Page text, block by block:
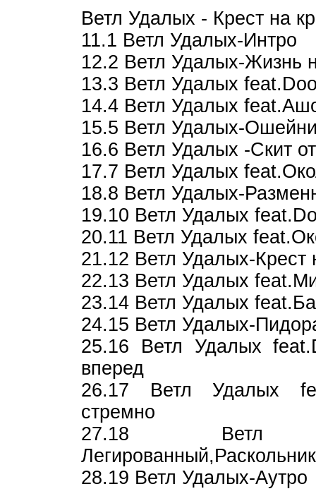
Ветл Удалых - Крест на
11.1 Ветл Удалых-Интро
12.2 Ветл Удалых-Жизнь
13.3 Ветл Удалых
14.4 Ветл Удалых
15.5 Ветл Удалых-
16.6 Ветл Удалых -Скит
17.7 Ветл Удалых
18.8 Ветл Удалых-
19.10 Ветл Удалых
20.11 Ветл Удалых
21.12 Ветл Удалых-Крест
22.13 Ветл Удалых
23.14 Ветл Удалых
24.15 Ветл Удалых-
25.16 Ветл Удалых
вперед
26.17 Ветл Удалых
стремно
27.18 Ветл
28.19 Ветл Удалых-Аутро